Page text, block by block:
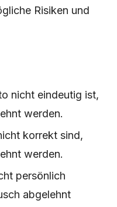
Risiken und
nicht eindeutig ist,
werden.
korrekt sind,
werden.
persönlich
abgelehnt